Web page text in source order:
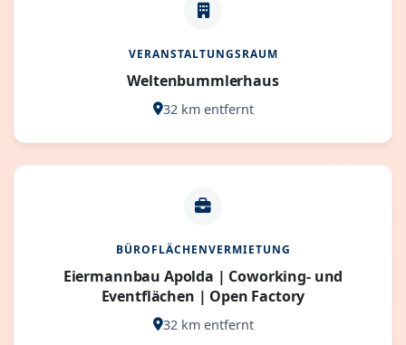
VERANSTALTUNGSRAUM
Weltenbummlerhaus
32 km entfernt
BÜROFLÄCHENVERMIETUNG
Eiermannbau Apolda | Coworking- und
Eventflächen | Open Factory
32 km entfernt